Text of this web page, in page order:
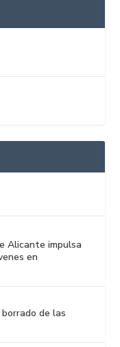
Alicante impulsa
en
de las